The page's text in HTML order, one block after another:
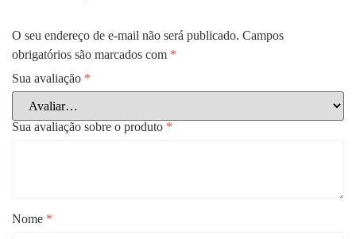
O seu endereço de e-mail não será publicado. Campos
obrigatórios são marcados com *
Sua avaliação *
Sua avaliação sobre o produto *
Nome *